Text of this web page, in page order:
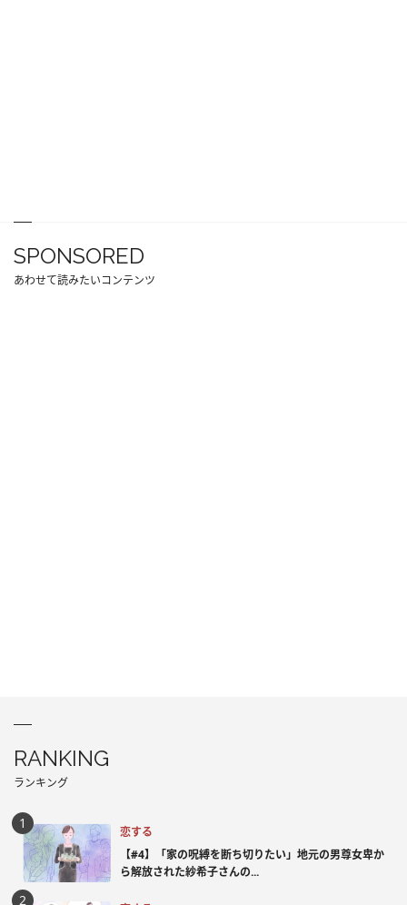
SPONSORED
あわせて読みたいコンテンツ
RANKING
ランキング
恋する
【#4】「家の呪縛を断ち切りたい」地元の男尊女卑か
ら解放された紗希子さんの...